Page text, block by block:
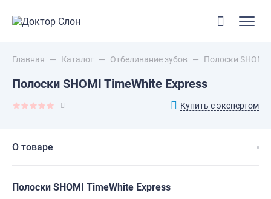
Главная — Каталог — Отбеливание зубов — Полоски SHOMI
Полоски SHOMI TimeWhite Express
Купить с экспертом
О товаре
Полоски SHOMI TimeWhite Express